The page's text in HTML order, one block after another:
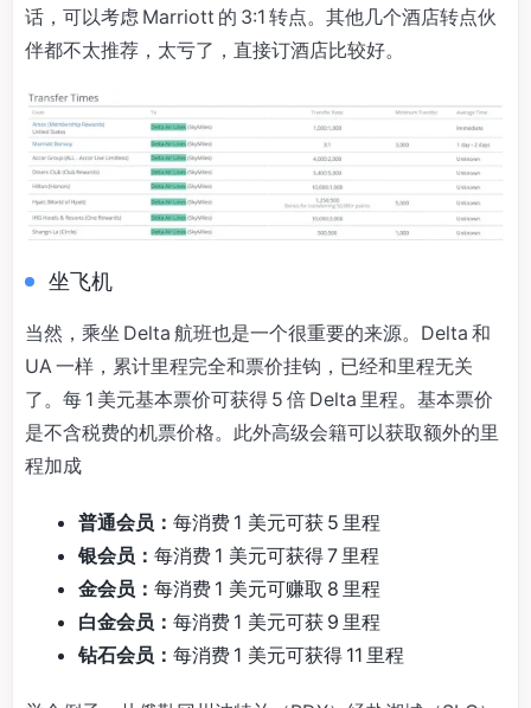
话，可以考虑 Marriott 的 3:1 转点。其他几个酒店转点伙
伴都不太推荐，太亏了，直接订酒店比较好。
坐飞机
当然，乘坐 Delta 航班也是一个很重要的来源。Delta 和
UA 一样，累计里程完全和票价挂钩，已经和里程无关
了。每 1 美元基本票价可获得 5 倍 Delta 里程。基本票价
是不含税费的机票价格。此外高级会籍可以获取额外的里
程加成
普通会员： 每消费 1​​ 美元可获 5 里程
银会员： 每消费 1​​ 美元可获得 7 里程
金会员： 每消费 1​​ 美元可赚取 8 里程
白金会员： 每消费 1​​ 美元可获 9 里程
钻石会员： 每消费 1​​ 美元可获得 11 里程